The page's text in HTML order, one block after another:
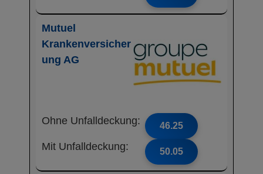
Mutuel
Krankenversicher
ung AG
Ohne Unfalldeckung: 46.25
Mit Unfalldeckung: 50.05